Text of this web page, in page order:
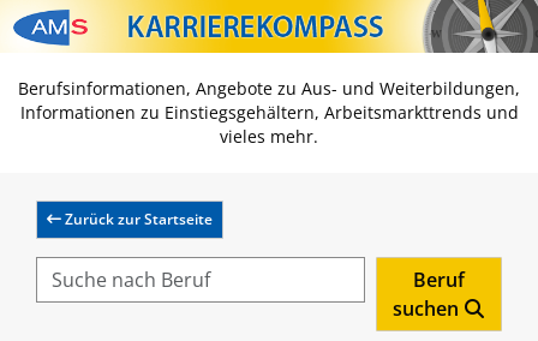
Zum Inhalt springen
Zum Navmenü springen
Zur Suche springen
Zur Footer springen
Berufsinformationen, Angebote zu Aus- und Weiterbildungen,
Informationen zu Einstiegsgehältern, Arbeitsmarkttrends und
vieles mehr.
Zurück zur Startseite
Beruf
suchen